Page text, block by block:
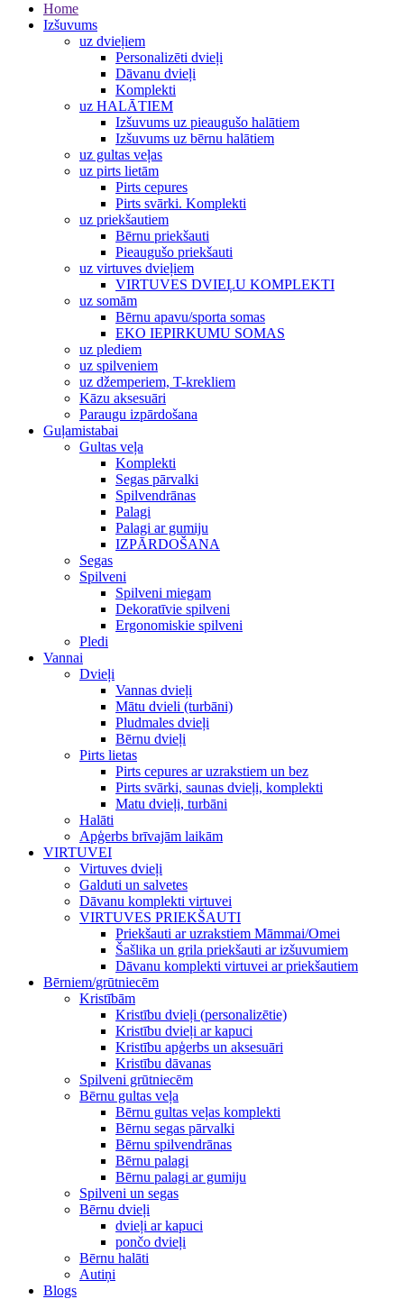
Home
Izšuvums
uz dvieļiem
Personalizēti dvieļi
Dāvanu dvieļi
Komplekti
uz HALĀTIEM
Izšuvums uz pieaugušo halātiem
Izšuvums uz bērnu halātiem
uz gultas veļas
uz pirts lietām
Pirts cepures
Pirts svārki. Komplekti
uz priekšautiem
Bērnu priekšauti
Pieaugušo priekšauti
uz virtuves dvieļiem
VIRTUVES DVIEĻU KOMPLEKTI
uz somām
Bērnu apavu/sporta somas
EKO IEPIRKUMU SOMAS
uz plediem
uz spilveniem
uz džemperiem, T-krekliem
Kāzu aksesuāri
Paraugu izpārdošana
Guļamistabai
Gultas veļa
Komplekti
Segas pārvalki
Spilvendrānas
Palagi
Palagi ar gumiju
IZPĀRDOŠANA
Segas
Spilveni
Spilveni miegam
Dekoratīvie spilveni
Ergonomiskie spilveni
Pledi
Vannai
Dvieļi
Vannas dvieļi
Mātu dvieli (turbāni)
Pludmales dvieļi
Bērnu dvieļi
Pirts lietas
Pirts cepures ar uzrakstiem un bez
Pirts svārki, saunas dvieļi, komplekti
Matu dvieļi, turbāni
Halāti
Apģerbs brīvajām laikām
VIRTUVEI
Virtuves dvieļi
Galduti un salvetes
Dāvanu komplekti virtuvei
VIRTUVES PRIEKŠAUTI
Priekšauti ar uzrakstiem Māmmai/Omei
Šašlika un grila priekšauti ar izšuvumiem
Dāvanu komplekti virtuvei ar priekšautiem
Bērniem/grūtniecēm
Kristībām
Kristību dvieļi (personalizētie)
Kristību dvieļi ar kapuci
Kristību apģerbs un aksesuāri
Kristību dāvanas
Spilveni grūtniecēm
Bērnu gultas veļa
Bērnu gultas veļas komplekti
Bērnu segas pārvalki
Bērnu spilvendrānas
Bērnu palagi
Bērnu palagi ar gumiju
Spilveni un segas
Bērnu dvieļi
dvieļi ar kapuci
pončo dvieļi
Bērnu halāti
Autiņi
Blogs